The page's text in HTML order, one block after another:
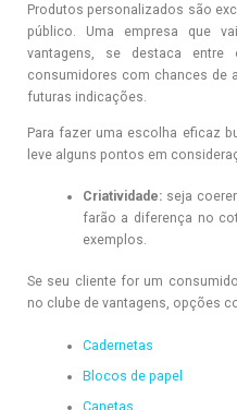
Produtos personalizados são
público. Uma empresa que
vantagens, se destaca
consumidores com chances de
futuras indicações.
Para fazer uma escolha eficaz
leve alguns pontos em
Criatividade: seja
farão a diferença no
exemplos.
Se seu cliente for um
no clube de vantagens, opções
Cadernetas
Blocos de papel
Canetas